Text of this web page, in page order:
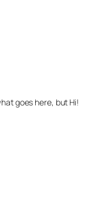
goes here, but Hi!